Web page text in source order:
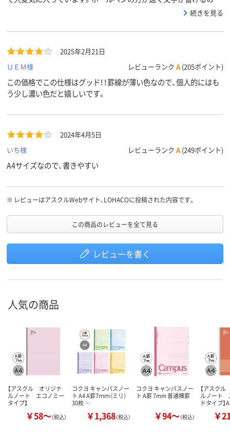
自宅で勉強をするのにも、職場でメモをするのにも使っています。
ンダーなしで筆記もできます。紙が厚いノート、結構おすすめです。
続きを見る
2025年2月21日
ＵＥＭ様
レビューランク A (205ポイント)
この価格でこの仕様はグッド！！罫線が薄い色なので、個人的にはも
う少し濃い色だと嬉しいです。
2024年4月5日
いち様
レビューランク A (249ポイント)
A4サイズなので、書きやすい
※ レビューはアスクルWebサイト、LOHACOに投稿された内容です。
この商品のレビューを全て見る
レビューを書く
人気の商品
【アスクル オリジナ
ルノート エコノミー
タイプ】
￥58～（税込）
コクヨ キャンパスノー
ト A4 A罫7ｍｍ（ミリ）
30枚 …
￥1,368（税込）
コクヨ キャンパスノー
ト A罫 7mm 普通横罫
￥94～（税込）
【アスク
ルノート
ドタイプ】
￥